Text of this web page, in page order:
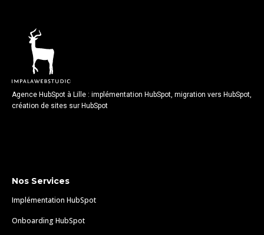
Agence HubSpot à Lille : implémentation HubSpot, migration vers HubSpot,
création de sites sur HubSpot
Nos Services
Implémentation HubSpot
Onboarding HubSpot